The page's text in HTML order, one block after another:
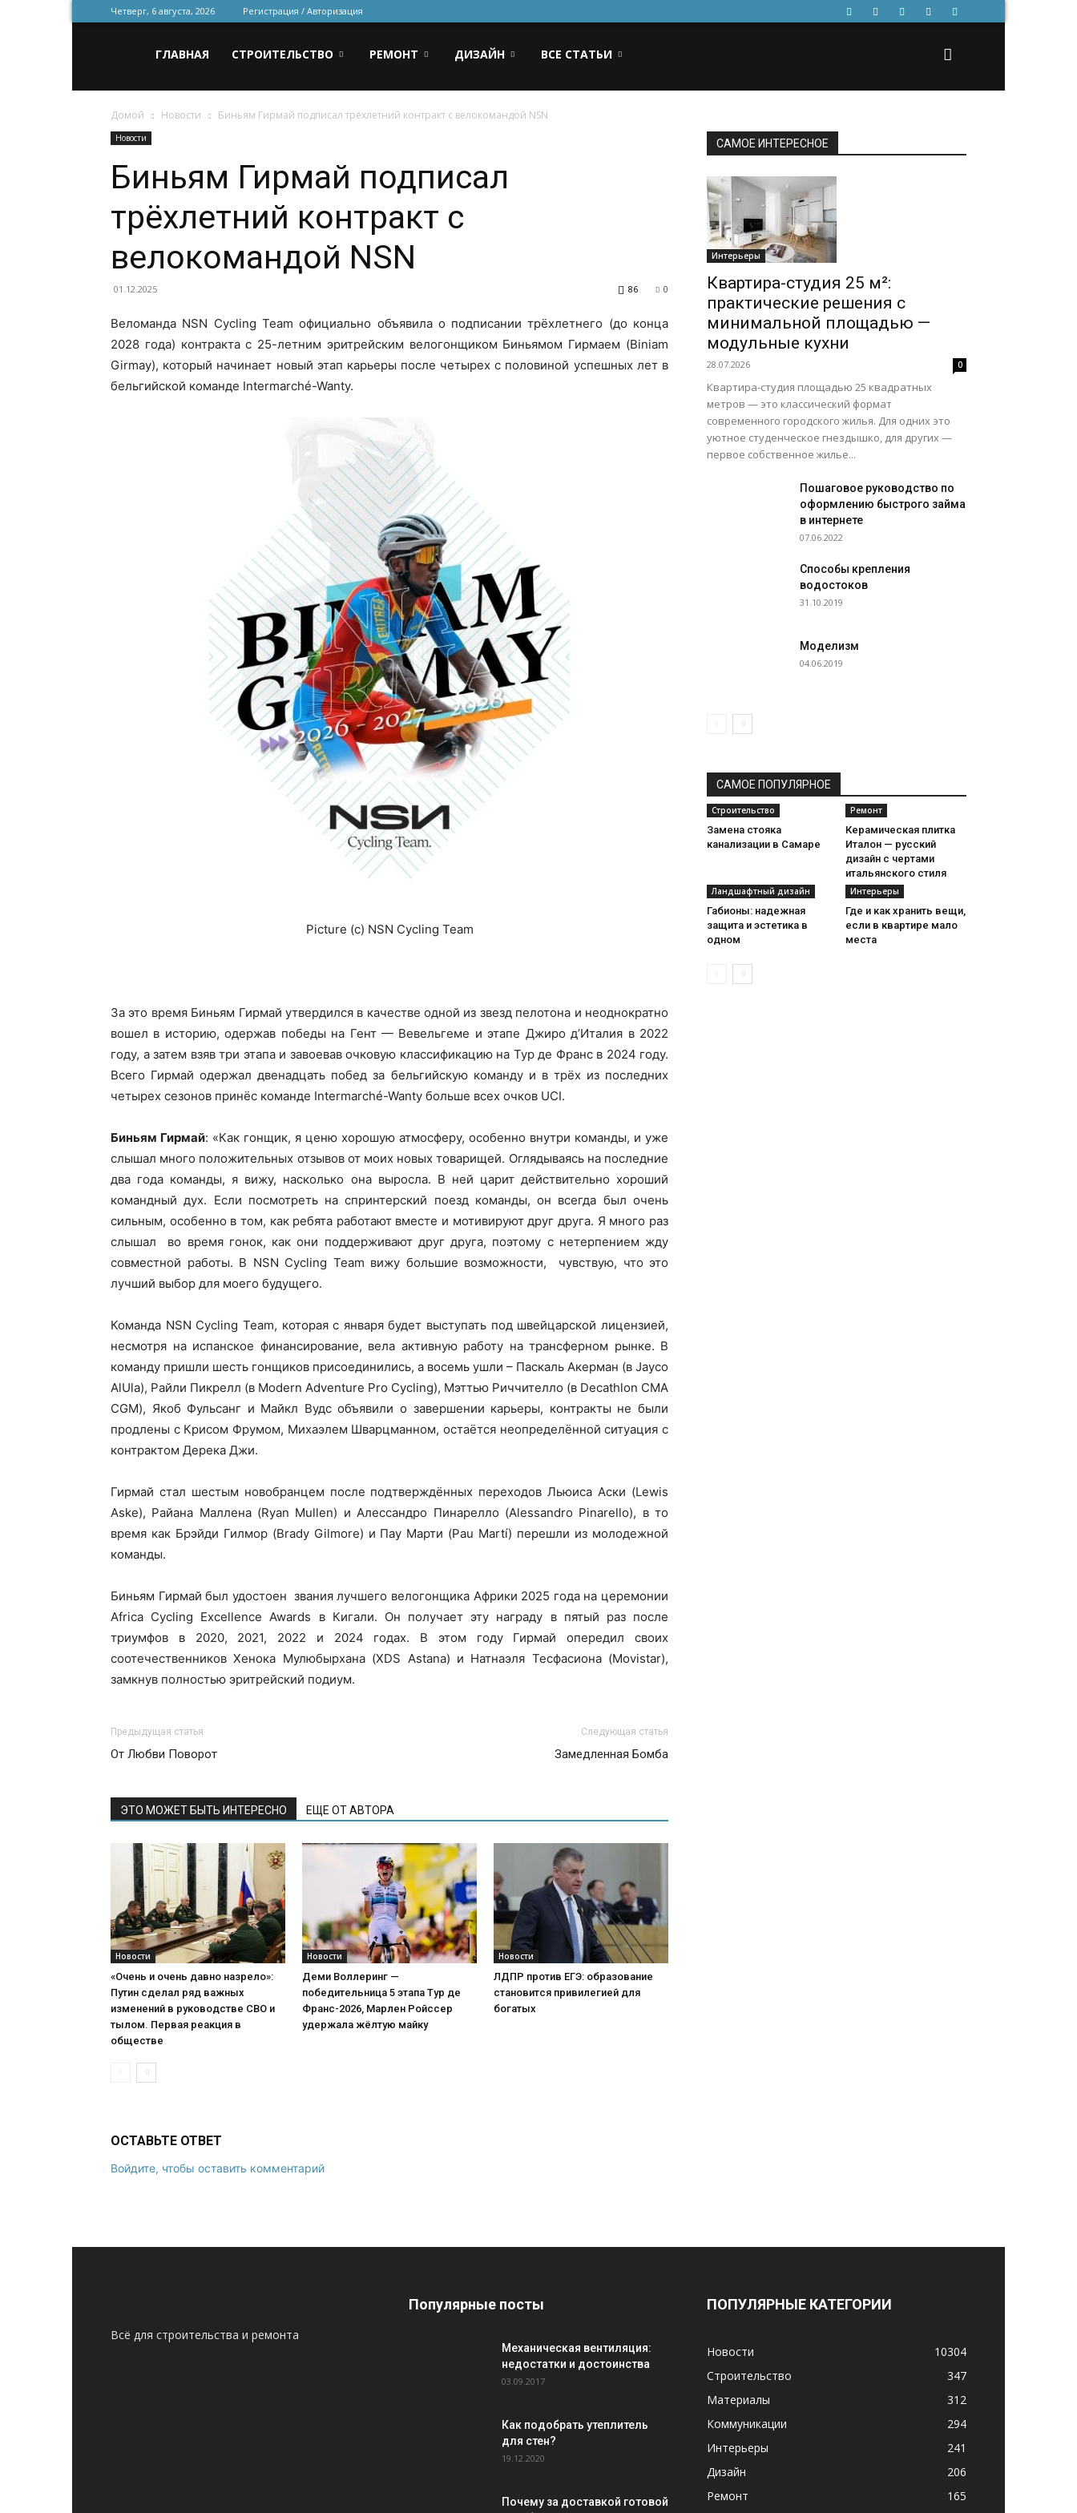
Четверг, 6 августа, 2026 Регистрация / Авторизация
для
строительства
ГЛАВНАЯ СТРОИТЕЛЬСТВО РЕМОНТ ДИЗАЙН ВСЕ СТАТЬИ
Домой Новости Биньям Гирмай подписал трёхлетний контракт с велокомандой NSN
Новости
Биньям Гирмай подписал
трёхлетний контракт с
велокомандой NSN
01.12.2025 0
86
Веломанда NSN Cycling Team официально объявила о подписании трёхлетнего (до конца
2028 года) контракта с 25-летним эритрейским велогонщиком Биньямом Гирмаем (Biniam
Girmay), который начинает новый этап карьеры после четырех с половиной успешных лет в
бельгийской команде Intermarché-Wanty.
Picture (c) NSN Cycling Team
За это время Биньям Гирмай утвердился в качестве одной из звезд пелотона и неоднократно
вошел в историю, одержав победы на Гент — Вевельгеме и этапе Джиро д’Италия в 2022
году, а затем взяв три этапа и завоевав очковую классификацию на Тур де Франс в 2024 году.
Всего Гирмай одержал двенадцать побед за бельгийскую команду и в трёх из последних
четырех сезонов принёс команде Intermarché-Wanty больше всех очков UCI.
Биньям Гирмай: «Как гонщик, я ценю хорошую атмосферу, особенно внутри команды, и уже
слышал много положительных отзывов от моих новых товарищей. Оглядываясь на последние
два года команды, я вижу, насколько она выросла. В ней царит действительно хороший
командный дух. Если посмотреть на спринтерский поезд команды, он всегда был очень
сильным, особенно в том, как ребята работают вместе и мотивируют друг друга. Я много раз
слышал во время гонок, как они поддерживают друг друга, поэтому с нетерпением жду
совместной работы. В NSN Cycling Team вижу большие возможности, чувствую, что это
лучший выбор для моего будущего.
Команда NSN Cycling Team, которая с января будет выступать под швейцарской лицензией,
несмотря на испанское финансирование, вела активную работу на трансферном рынке. В
команду пришли шесть гонщиков присоединились, а восемь ушли – Паскаль Акерман (в Jayco
AlUla), Райли Пикрелл (в Modern Adventure Pro Cycling), Мэттью Риччителло (в Decathlon CMA
CGM), Якоб Фульсанг и Майкл Вудс объявили о завершении карьеры, контракты не были
продлены с Крисом Фрумом, Михаэлем Шварцманном, остаётся неопределённой ситуация с
контрактом Дерека Джи.
Гирмай стал шестым новобранцем после подтверждённых переходов Льюиса Аски (Lewis
Aske), Райана Маллена (Ryan Mullen) и Алессандро Пинарелло (Alessandro Pinarello), в то
время как Брэйди Гилмор (Brady Gilmore) и Пау Марти (Pau Martí) перешли из молодежной
команды.
Биньям Гирмай был удостоен звания лучшего велогонщика Африки 2025 года на церемонии
Africa Cycling Excellence Awards в Кигали. Он получает эту награду в пятый раз после
триумфов в 2020, 2021, 2022 и 2024 годах. В этом году Гирмай опередил своих
соотечественников Хенока Мулюбырхана (XDS Astana) и Натнаэля Тесфасиона (Movistar),
замкнув полностью эритрейский подиум.
Предыдущая статья
От Любви Поворот
Следующая статья
Замедленная Бомба
ЭТО МОЖЕТ БЫТЬ ИНТЕРЕСНО ЕЩЕ ОТ АВТОРА
Новости
«Очень и очень давно назрело»:
Путин сделал ряд важных
изменений в руководстве СВО и
тылом. Первая реакция в
обществе
Новости
Деми Воллеринг —
победительница 5 этапа Тур де
Франс-2026, Марлен Ройссер
удержала жёлтую майку
Новости
ЛДПР против ЕГЭ: образование
становится привилегией для
богатых
ОСТАВЬТЕ ОТВЕТ
Войдите, чтобы оставить комментарий
САМОЕ ИНТЕРЕСНОЕ
Интерьеры
Квартира-студия 25 м²:
практические решения с
минимальной площадью —
модульные кухни
28.07.2026 0
Квартира-студия площадью 25 квадратных
метров — это классический формат
современного городского жилья. Для одних это
уютное студенческое гнездышко, для других —
первое собственное жилье...
Пошаговое руководство по
оформлению быстрого займа
в интернете
07.06.2022
Способы крепления
водостоков
31.10.2019
Моделизм
04.06.2019
САМОЕ ПОПУЛЯРНОЕ
Строительство
Замена стояка
канализации в Самаре
Ремонт
Керамическая плитка
Италон — русский
дизайн с чертами
итальянского стиля
Ландшафтный дизайн
Габионы: надежная
защита и эстетика в
одном
Интерьеры
Где и как хранить вещи,
если в квартире мало
места
Всё для строительства и ремонта
Популярные посты
Механическая вентиляция:
недостатки и достоинства
03.09.2017
Как подобрать утеплитель
для стен?
19.12.2020
Почему за доставкой готовой
ПОПУЛЯРНЫЕ КАТЕГОРИИ
Новости
10304
Строительство
347
Материалы
312
Коммуникации
294
Интерьеры
241
Дизайн
206
Ремонт
165